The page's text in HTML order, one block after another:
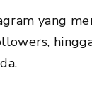
yang